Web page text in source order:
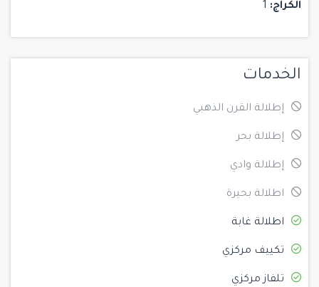
الكراج:
الخدمات
إطلالة القرن الذهبي
إطلالة بحر
إطلالة وادي
اطلالة بحيرة
اطلالة غابة
تكييف مركزي
تلفاز مركزي